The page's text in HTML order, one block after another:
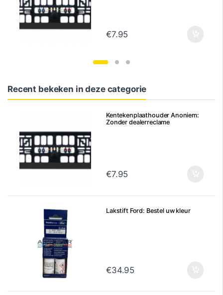
€7.95
Recent bekeken in deze categorie
Kentekenplaathouder Anoniem:
Zonder dealerreclame
€7.95
Lakstift Ford: Bestel uw kleur
€34.95